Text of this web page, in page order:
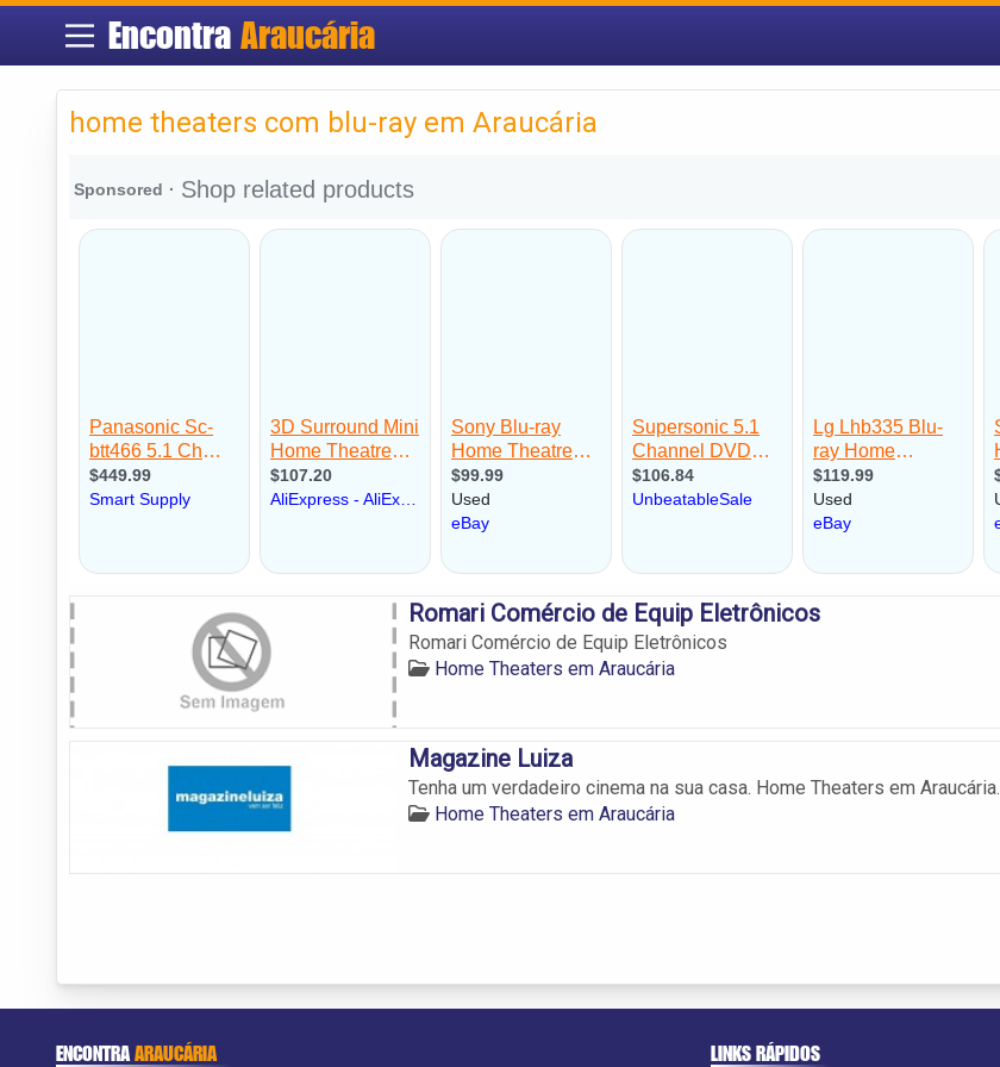
Encontra Araucária
home theaters com blu-ray em Araucária
Romari Comércio de Equip Eletrônicos
Romari Comércio de Equip Eletrônicos
Home Theaters em Araucária
Magazine Luiza
Tenha um verdadeiro cinema na sua casa. Home Theaters em Araucária.
Home Theaters em Araucária
ENCONTRAARAUCÁRIA LINKS RÁPIDOS